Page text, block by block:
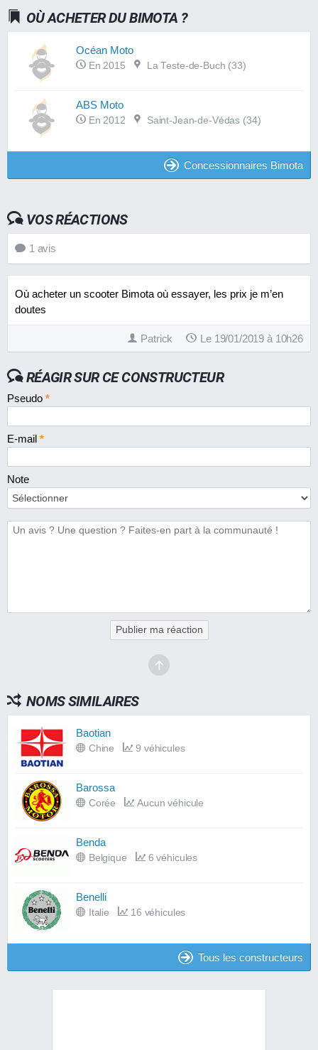
OÙ ACHETER DU BIMOTA ?
Océan Moto
En 2015 La Teste-de-Buch (33)
ABS Moto
En 2012 Saint-Jean-de-Védas (34)
Concessionnaires Bimota
VOS RÉACTIONS
1 avis
Où acheter un scooter Bimota où essayer, les prix je m’en
doutes
Patrick Le 19/01/2019 à 10h26
RÉAGIR SUR CE CONSTRUCTEUR
Pseudo *
E-mail *
Note
Publier ma réaction
NOMS SIMILAIRES
Baotian
Chine 9 véhicules
Barossa
Corée Aucun véhicule
Benda
Belgique 6 véhicules
Benelli
Italie 16 véhicules
Tous les constructeurs